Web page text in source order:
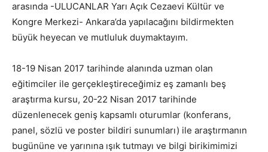
arasında -ULUCANLAR Yarı Açık Cezaevi Kültür ve
Kongre Merkezi- Ankara’da yapılacağını bildirmekten
büyük heyecan ve mutluluk duymaktayım.
18-19 Nisan 2017 tarihinde alanında uzman olan
eğitimciler ile gerçekleştireceğimiz eş zamanlı beş
araştırma kursu, 20-22 Nisan 2017 tarihinde
düzenlenecek geniş kapsamlı oturumlar (konferans,
panel, sözlü ve poster bildiri sunumları) ile araştırmanın
bugününe ve yarınına ışık tutmayı ve bilgi birikimimizi